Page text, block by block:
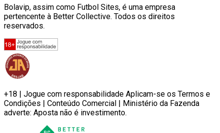
Bolavip, assim como Futbol Sites, é uma empresa
pertencente à Better Collective. Todos os direitos
reservados.
+18 | Jogue com responsabilidade Aplicam-se os Termos e
Condições | Conteúdo Comercial | Ministério da Fazenda
adverte: Aposta não é investimento.